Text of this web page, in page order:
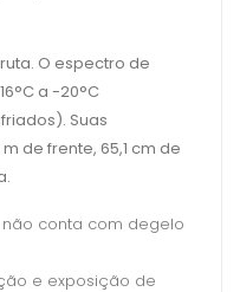
O espectro de
a -20°C
Suas
de frente, 65,1 cm de
não conta com degelo
e exposição de